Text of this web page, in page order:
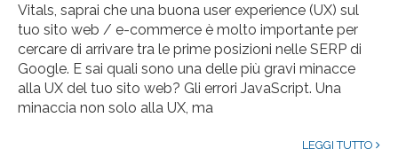
Vitals, saprai che una buona user experience (UX) sul
tuo sito web / e-commerce è molto importante per
cercare di arrivare tra le prime posizioni nelle SERP di
Google. E sai quali sono una delle più gravi minacce
alla UX del tuo sito web? Gli errori JavaScript. Una
minaccia non solo alla UX, ma
LEGGI TUTTO